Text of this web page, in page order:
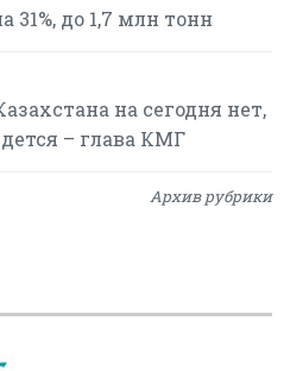
31%, до 1,7 млн тонн
на сегодня нет,
– глава КМГ
Архив рубрики